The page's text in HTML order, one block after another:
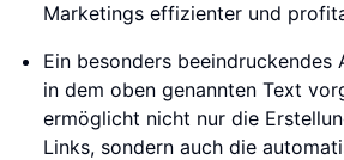
Marketings effizienter und
Ein besonders
in dem oben genannten Text
ermöglicht nicht nur die
Links, sondern auch die